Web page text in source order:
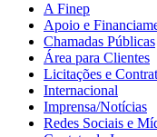
A Finep
Apoio e
Chamadas Públicas
Área para Clientes
Licitações e
Internacional
Imprensa/Notícias
Redes Sociais e